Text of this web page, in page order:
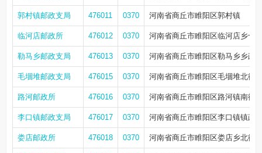
郭村镇邮政支局 476011 0370 河南省商丘市睢阳区郭村镇
临河店邮政所 476012 0370 河南省商丘市睢阳区临河店乡十
勒马乡邮政支局 476013 0370 河南省商丘市睢阳区勒马乡乡政
毛堌堆邮政支局 476015 0370 河南省商丘市睢阳区毛堌堆北街
路河邮政所 476016 0370 河南省商丘市睢阳区路河镇南街
李口镇邮政支局 476017 0370 河南省商丘市睢阳区李口镇镇政
娄店邮政所 476018 0370 河南省商丘市睢阳区娄店乡北街